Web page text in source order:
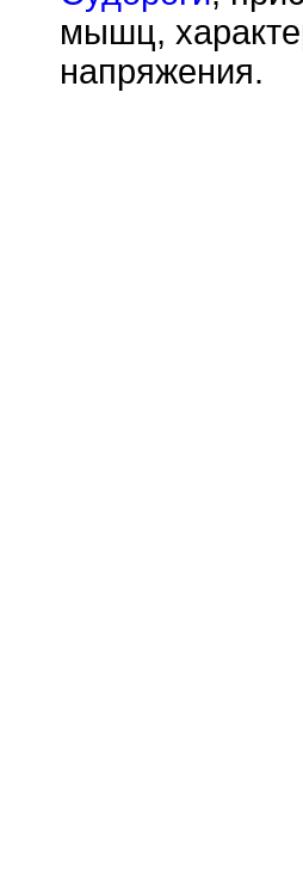
мышц,
напряжения.